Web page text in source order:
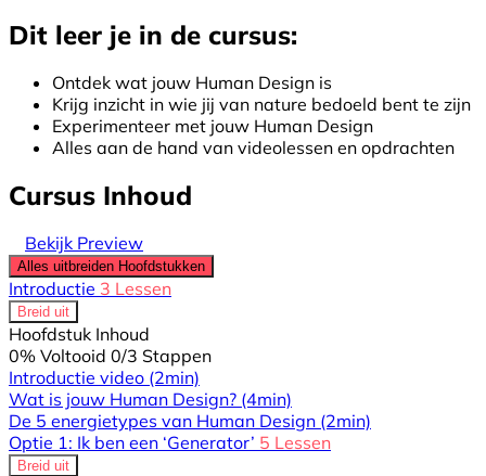
Dit leer je in de cursus:
Ontdek wat jouw Human Design is
Krijg inzicht in wie jij van nature bedoeld bent te zijn
Experimenteer met jouw Human Design
Alles aan de hand van videolessen en opdrachten
Cursus Inhoud
Bekijk Preview
Alles uitbreiden Hoofdstukken
Introductie 3 Lessen
Breid uit
Hoofdstuk Inhoud
0% Voltooid 0/3 Stappen
Introductie video (2min)
Wat is jouw Human Design? (4min)
De 5 energietypes van Human Design (2min)
Optie 1: Ik ben een ‘Generator’ 5 Lessen
Breid uit